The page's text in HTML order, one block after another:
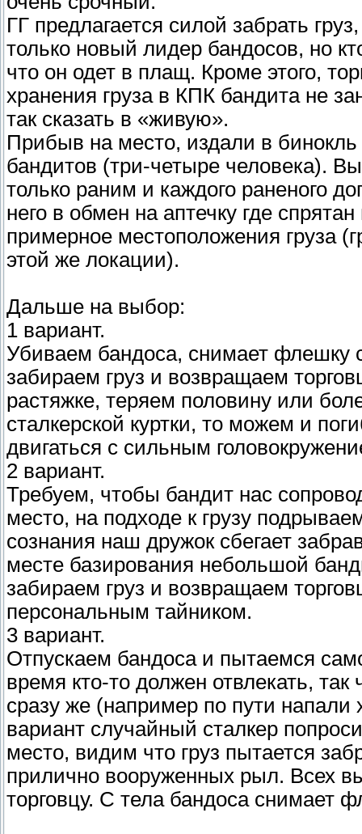
ГГ предлагается силой забрать
только новый лидер бандосов, но
что он одет в плащ. Кроме этого,
хранения груза в КПК бандита не
так сказать в «живую».
Прибыв на место, издали в
бандитов (три-четыре человека).
только раним и каждого раненого
него в обмен на аптечку где
примерное местоположения груза
этой же локации).
Дальше на выбор:
1 вариант.
Убиваем бандоса, снимает
забираем груз и возвращаем
растяжке, теряем половину или
сталкерской куртки, то можем и
двигаться с сильным
2 вариант.
Требуем, чтобы бандит нас
место, на подходе к грузу
сознания наш дружок сбегает
месте базирования небольшой
забираем груз и возвращаем
персональным тайником.
3 вариант.
Отпускаем бандоса и пытаемся
время кто-то должен отвлекать,
сразу же (например по пути напали
вариант случайный сталкер
место, видим что груз пытается
прилично вооруженных рыл. Всех
торговцу. С тела бандоса снимает